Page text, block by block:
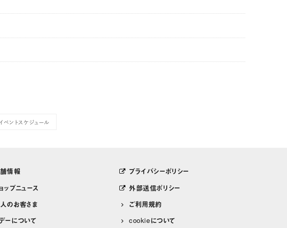
ベントスケジュール
情報
ップニュース
のお客さま
ーについて
プライバシーポリシー
外部送信ポリシー
ご利用規約
cookieについて